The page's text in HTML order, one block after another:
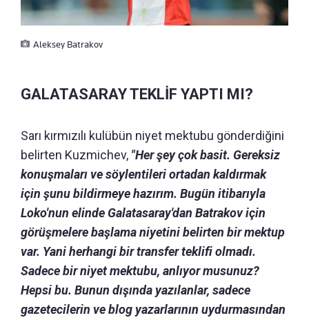
Aleksey Batrakov
GALATASARAY TEKLİF YAPTI MI?
Sarı kırmızılı kulübün niyet mektubu gönderdiğini
belirten Kuzmichev, "Her şey çok basit. Gereksiz
konuşmaları ve söylentileri ortadan kaldırmak
için şunu bildirmeye hazırım. Bugün itibarıyla
Loko'nun elinde Galatasaray'dan Batrakov için
görüşmelere başlama niyetini belirten bir mektup
var. Yani herhangi bir transfer teklifi olmadı.
Sadece bir niyet mektubu, anlıyor musunuz?
Hepsi bu. Bunun dışında yazılanlar, sadece
gazetecilerin ve blog yazarlarının uydurmasından